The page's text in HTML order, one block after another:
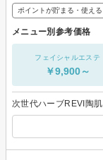
ポイントが貯まる・使える
メニュー別参考価格
フェイシャルエステ
￥9,900～
次世代ハーブREVI陶